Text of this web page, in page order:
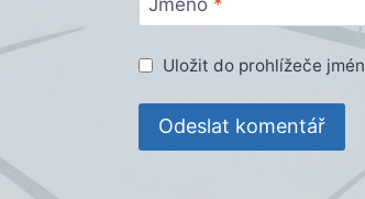
Uložit do prohlížeče